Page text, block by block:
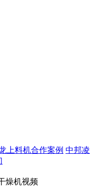
上料机合作案例 中邦凌
燥机视频